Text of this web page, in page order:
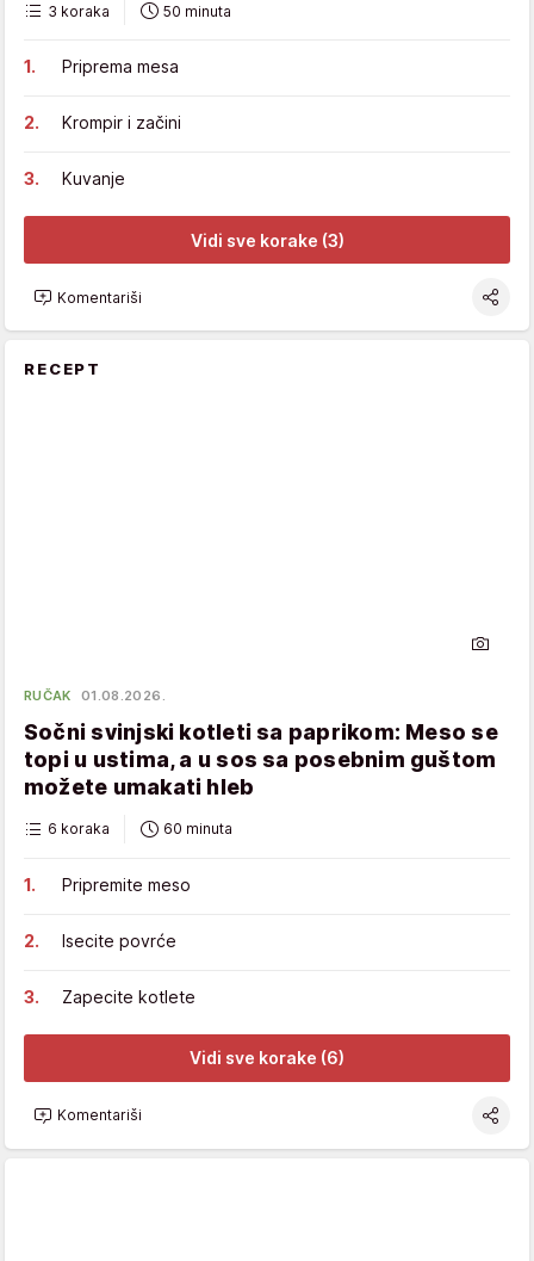
3 koraka 50 minuta
Priprema mesa
Krompir i začini
Kuvanje
Vidi sve korake (3)
Komentariši
RECEPT
RUČAK 01.08.2026.
Sočni svinjski kotleti sa paprikom: Meso se
topi u ustima, a u sos sa posebnim guštom
možete umakati hleb
6 koraka 60 minuta
Pripremite meso
Isecite povrće
Zapecite kotlete
Vidi sve korake (6)
Komentariši